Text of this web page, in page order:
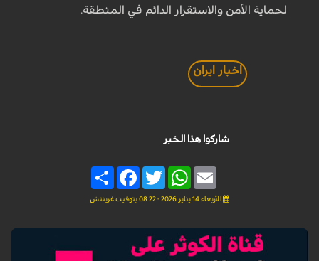
لحماية الأمن والاستقرار الدائم في المنطقة.
اخبار ايران
شاركوا هذا الخبر
Share
FacebookTwitter
WhatsAppEmail
الأربعاء 14 يناير 2026 - 08:22 بتوقيت غرينتش